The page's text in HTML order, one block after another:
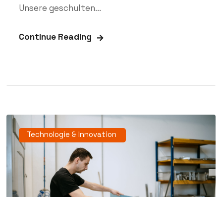
Unsere geschulten...
Continue Reading
Technologie & Innovation